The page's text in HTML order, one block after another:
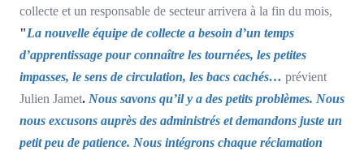
collecte et un responsable de secteur arrivera à la fin du mois,
"La nouvelle équipe de collecte a besoin d’un temps
d’apprentissage pour connaître les tournées, les petites
impasses, le sens de circulation, les bacs cachés… prévient
Julien Jamet. Nous savons qu’il y a des petits problèmes. Nous
nous excusons auprès des administrés et demandons juste un
petit peu de patience. Nous intégrons chaque réclamation